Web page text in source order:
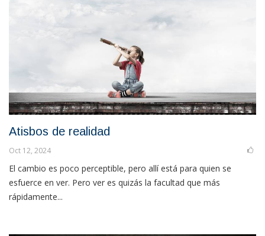
Atisbos de realidad
Oct 12, 2024
El cambio es poco perceptible, pero allí está para quien se
esfuerce en ver. Pero ver es quizás la facultad que más
rápidamente...